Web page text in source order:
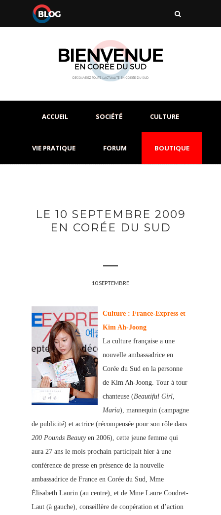
ACCUEIL SOCIÉTÉ CULTURE
VIE PRATIQUE FORUM BOUTIQUE
LE 10 SEPTEMBRE 2009
EN CORÉE DU SUD
10 SEPTEMBRE
Culture : France-Express et
Kim Ah-Joong
La culture française a une
nouvelle ambassadrice en
Corée du Sud en la personne
de Kim Ah-Joong. Tour à tour
chanteuse (Beautiful Girl,
Maria), mannequin (campagne
de publicité) et actrice (récompensée pour son rôle dans
200 Pounds Beautyen 2006), cette jeune femme qui
aura 27 ans le mois prochain participait hier à une
conférence de presse en présence de la nouvelle
ambassadrice de France en Corée du Sud, Mme
Élisabeth Laurin (au centre), et de Mme Laure Coudret-
Laut (à gauche), conseillère de coopération et d’action